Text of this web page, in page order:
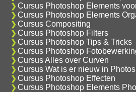
Cursus Photoshop Elements
Cursus Photoshop Elements
Cursus Compositing
Cursus Photoshop Filters
Cursus Photoshop Tips & Tricks
Cursus Photoshop
Cursus Alles over Curven
Cursus Wat is er nieuw in
Cursus Photoshop Effecten
Cursus Photoshop Elements